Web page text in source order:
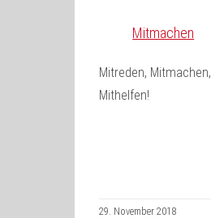
Mitmachen
Mitreden, Mitmachen,
Mithelfen!
29. November 2018